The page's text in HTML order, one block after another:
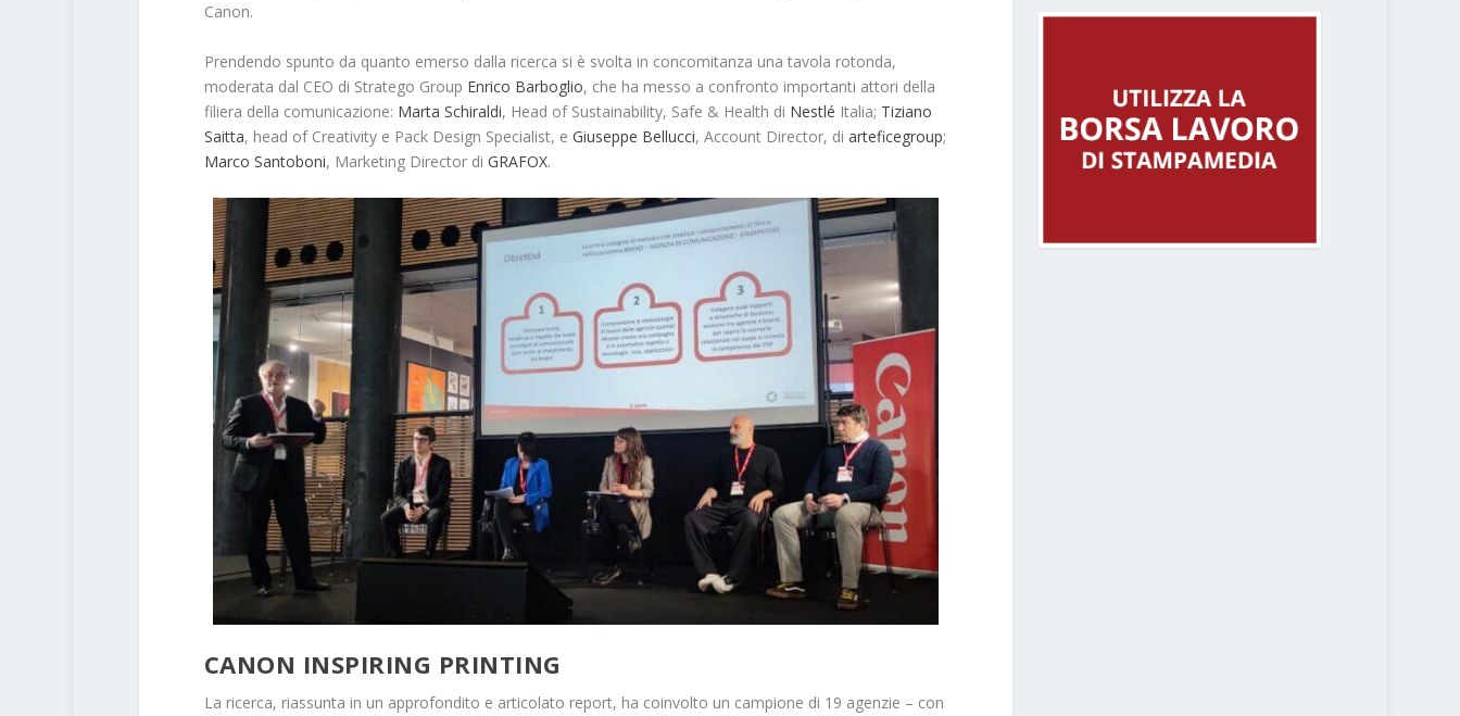
Canon.
Prendendo spunto da quanto emerso dalla ricerca si è svolta in concomitanza una tavola rotonda,
moderata dal CEO di Stratego Group Enrico Barboglio, che ha messo a confronto importanti attori della
filiera della comunicazione: Marta Schiraldi, Head of Sustainability, Safe & Health di Nestlé Italia; Tiziano
Saitta, head of Creativity e Pack Design Specialist, e Giuseppe Bellucci, Account Director, di arteficegroup;
Marco Santoboni, Marketing Director di GRAFOX.
CANON INSPIRING PRINTING
La ricerca, riassunta in un approfondito e articolato report, ha coinvolto un campione di 19 agenzie – con